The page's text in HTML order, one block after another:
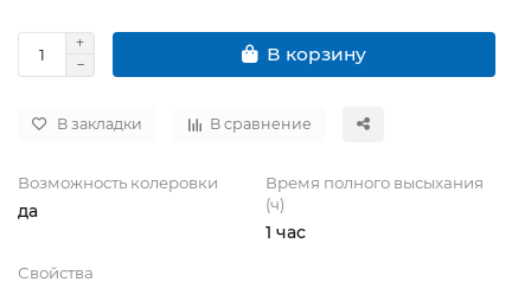
В корзину
В закладки В сравнение
Возможность колеровки
да
Время полного высыхания
(ч)
1 час
Свойства